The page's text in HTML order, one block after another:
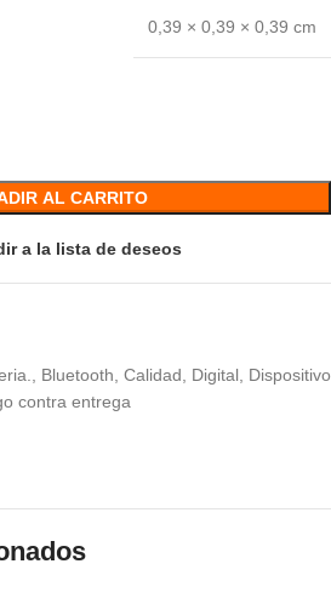
0,39 × 0,39 × 0,39 cm
AL CARRITO
a la lista de deseos
Bluetooth Calidad Digital Dispositivo
contra entrega